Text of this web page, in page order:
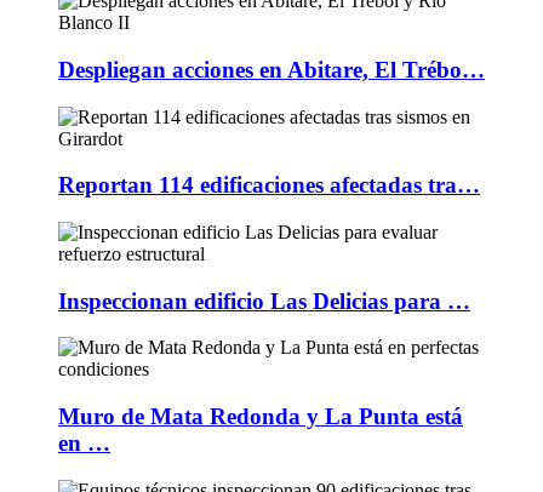
Despliegan acciones en Abitare, El Trébo…
Reportan 114 edificaciones afectadas tra…
Inspeccionan edificio Las Delicias para …
Muro de Mata Redonda y La Punta está
en …